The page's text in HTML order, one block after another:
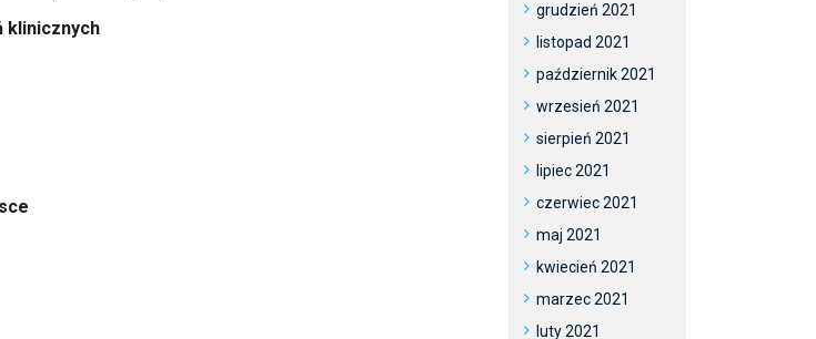
klinicznych
grudzień 2021
listopad 2021
październik 2021
wrzesień 2021
sierpień 2021
lipiec 2021
czerwiec 2021
maj 2021
kwiecień 2021
marzec 2021
luty 2021